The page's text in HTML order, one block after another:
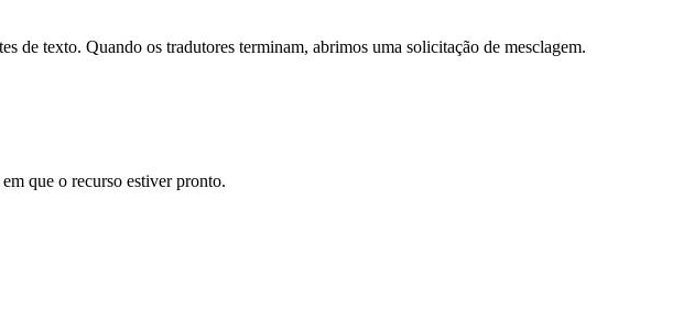
de texto. Quando os tradutores terminam, abrimos uma solicitação de mesclagem.
que o recurso estiver pronto.